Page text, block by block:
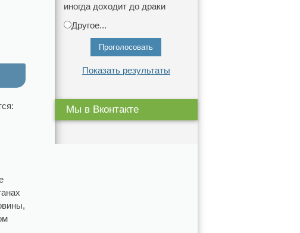
иногда доходит до драки
Другое...
Показать результаты
Мы в Вконтакте